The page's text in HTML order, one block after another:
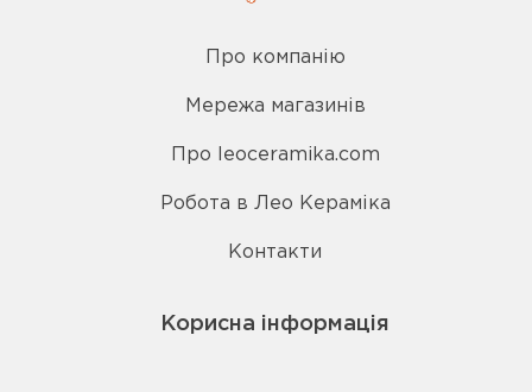
Про компанію
Мережа магазинів
Про leoceramika.com
Робота в Лео Кераміка
Контакти
Корисна інформація